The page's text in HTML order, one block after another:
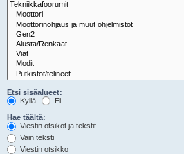
Etsi sisäalueet:
Kyllä
Ei
Hae täältä:
Viestin otsikot ja tekstit
Vain teksti
Viestin otsikko